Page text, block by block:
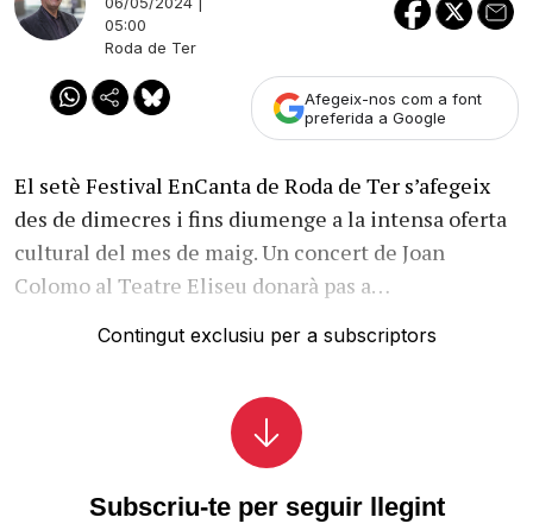
05:00
Roda de Ter
Afegeix-nos com a font
preferida a Google
El setè Festival EnCanta de Roda de Ter s’afegeix
des de dimecres i fins diumenge a la intensa oferta
cultural del mes de maig. Un concert de Joan
Colomo al Teatre Eliseu donarà pas a…
Contingut exclusiu per a subscriptors